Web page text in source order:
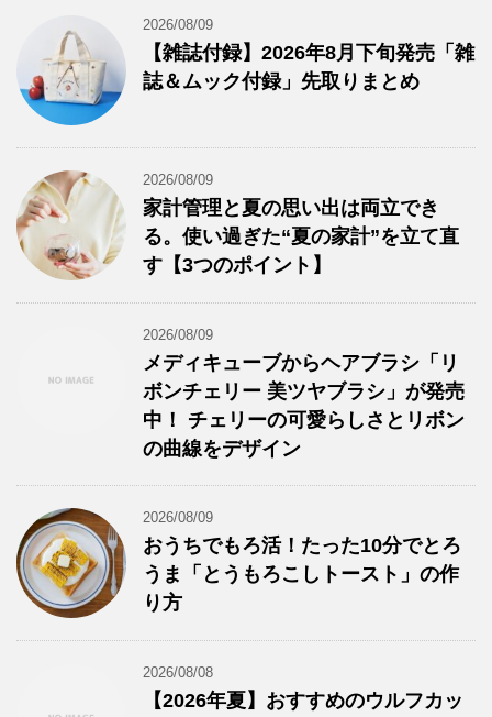
2026/08/09
【雑誌付録】2026年8月下旬発売「雑
誌＆ムック付録」先取りまとめ
2026/08/09
家計管理と夏の思い出は両立でき
る。使い過ぎた“夏の家計”を立て直
す【3つのポイント】
2026/08/09
メディキューブからヘアブラシ「リ
ボンチェリー 美ツヤブラシ」が発売
中！ チェリーの可愛らしさとリボン
の曲線をデザイン
2026/08/09
おうちでもろ活！たった10分でとろ
うま「とうもろこしトースト」の作
り方
2026/08/08
【2026年夏】おすすめのウルフカッ